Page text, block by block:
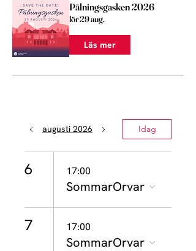
Pålningsgasken 2026
lör 29 aug.
Läs mer
augusti 2026 Idag
6 17:00
SommarOrvar
7 17:00
SommarOrvar